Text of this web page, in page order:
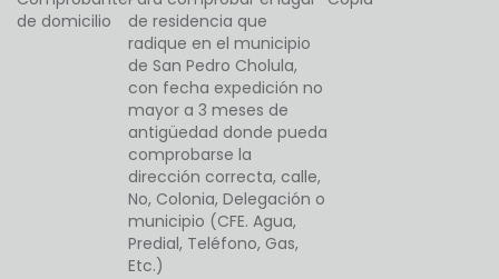
de domicilio
de residencia que
radique en el municipio
de San Pedro Cholula,
con fecha expedición no
mayor a 3 meses de
antigüedad donde pueda
comprobarse la
dirección correcta, calle,
No, Colonia, Delegación o
municipio (CFE. Agua,
Predial, Teléfono, Gas,
Etc.)